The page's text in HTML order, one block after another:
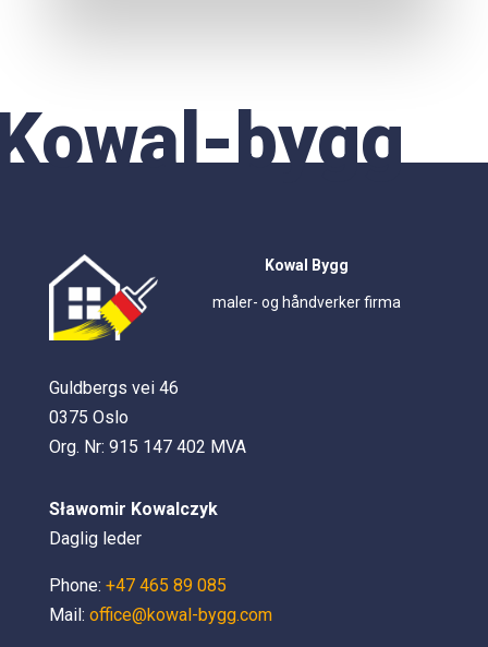
bygg
Kowal Bygg
maler- og håndverker firma
Guldbergs vei 46
0375 Oslo
Org. Nr: 915 147 402 MVA
Sławomir Kowalczyk
Daglig leder
Phone: +47 465 89 085
Mail: office@kowal-bygg.com